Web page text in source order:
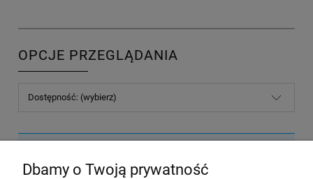
OPCJE PRZEGLĄDANIA
Dostępność: (wybierz)
Dbamy o Twoją prywatność